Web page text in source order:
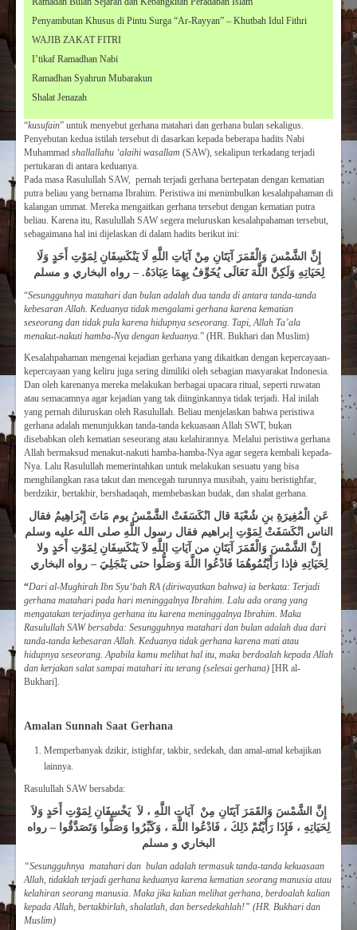
Penyambutan Khusus di Pintu Surga “Ar-Rayyan” – Khutbah Idul Fithri
WAJIB ZAKAT FITRI
I’tikaf Ramadhan Nabi
Ramadhan Syahrun Mubarakun
Shalat Jenazah
“kusufain” untuk menyebut gerhana matahari dan gerhana bulan sekaligus.
Penyebutan kedua istilah tersebut di dasarkan kepada beberapa hadits Nabi
Muhammad shallallahu ‘alaihi wasallam (SAW), sekalipun terkadang terjadi
pertukaran di antara keduanya.
Pada masa Rasulullah SAW, pernah terjadi gerhana bertepatan dengan kematian
putra beliau yang bernama Ibrahim. Peristiwa ini menimbulkan kesalahpahaman di
kalangan ummat. Mereka mengaitkan gerhana tersebut dengan kematian putra
beliau. Karena itu, Rasulullah SAW segera meluruskan kesalahpahaman tersebut,
sebagaimana hal ini dijelaskan di dalam hadits berikut ini:
إِنَّ الشَّمْسَ وَالْقَمَرَ آيَتَانِ مِنْ آيَاتِ اللَّهِ لَا يَنْكَسِفَانِ لِمَوْتِ أَحَدٍ وَلَا
لِحَيَاتِهِ وَلَكِنَّ اللَّهَ تَعَالَى يُخَوِّفُ بِهِمَا عِبَادَهُ. – رواه البخاري و مسلم
“Sesungguhnya matahari dan bulan adalah dua tanda di antara tanda-tanda
kebesaran Allah. Keduanya tidak mengalami gerhana karena kematian
seseorang dan tidak pula karena hidupnya seseorang. Tapi, Allah Ta’ala
menakut-nakuti hamba-Nya dengan keduanya.” (HR. Bukhari dan Muslim)
Kesalahpahaman mengenai kejadian gerhana yang dikaitkan dengan kepercayaan-
kepercayaan yang keliru juga sering dimiliki oleh sebagian masyarakat Indonesia.
Dan oleh karenanya mereka melakukan berbagai upacara ritual, seperti ruwatan
atau semacamnya agar kejadian yang tak diinginkannya tidak terjadi. Hal inilah
yang pernah diluruskan oleh Rasulullah. Beliau menjelaskan bahwa peristiwa
gerhana adalah menunjukkan tanda-tanda kekuasaan Allah SWT, bukan
disebabkan oleh kematian seseorang atau kelahirannya. Melalui peristiwa gerhana
Allah bermaksud menakut-nakuti hamba-hamba-Nya agar segera kembali kepada-
Nya. Lalu Rasulullah memerintahkan untuk melakukan sesuatu yang bisa
menghilangkan rasa takut dan mencegah turunnya musibah, yaitu beristighfar,
berdzikir, bertakbir, bershadaqah, membebaskan budak, dan shalat gerhana.
عَنِ الْمُغِيرَةِ بنِ شُعْبَةَ قال انْكَسَفَتْ الشَّمْسُ يوم مَاتَ إِبْرَاهِيمُ فقال
الناس انْكَسَفَتْ لِمَوْتِ إبراهيم فقال رسول اللَّهِ صلى الله عليه وسلم
إِنَّ الشَّمْسَ وَالْقَمَرَ آيَتَانِ من آيَاتِ اللَّهِ لاَ يَنْكَسِفَانِ لِمَوْتِ أَحَدٍ ولا
لِحَيَاتِهِ فإذا رَأَيْتُمُوهُمَا فَادْعُوا اللَّهَ وَصَلُّوا حتى يَنْجَلِيَ – رواه البخاري
“Dari al-Mughirah Ibn Syu‘bah RA (diriwayatkan bahwa) ia berkata: Terjadi
gerhana matahari pada hari meninggalnya Ibrahim. Lalu ada orang yang
mengatakan terjadinya gerhana itu karena meninggalnya Ibrahim. Maka
Rasulullah SAW bersabda: Sesungguhnya matahari dan bulan adalah dua dari
tanda-tanda kebesaran Allah. Keduanya tidak gerhana karena mati atau
hidupnya seseorang. Apabila kamu melihat hal itu, maka berdoalah kepada Allah
dan kerjakan salat sampai matahari itu terang (selesai gerhana) [HR al-
Bukhari].
Amalan Sunnah Saat Gerhana
Memperbanyak dzikir, istighfar, takbir, sedekah, dan amal-amal kebajikan
lainnya.
Rasulullah SAW bersabda:
إِنَّ الشَّمْسَ وَالقَمَرَ آيَتَانِ مِنْ آيَاتِ اللَّهِ ، لاَ يَخْسِفَانِ لِمَوْتِ أَحَدٍ وَلاَ
لِحَيَاتِهِ ، فَإِذَا رَأَيْتُمْ ذَلِكَ ، فَادْعُوا اللَّهَ ، وَكَبِّرُوا وَصَلُّوا وَتَصَدَّقُوا – رواه
البخاري و مسلم
“Sesungguhnya matahari dan bulan adalah termasuk tanda-tanda kekuasaan
Allah, tidaklah terjadi gerhana keduanya karena kematian seorang manusia atau
kelahiran seorang manusia. Maka jika kalian melihat gerhana, berdoalah kalian
kepada Allah, bertakbirlah, shalatlah, dan bersedekahlah!” (HR. Bukhari dan
Muslim)